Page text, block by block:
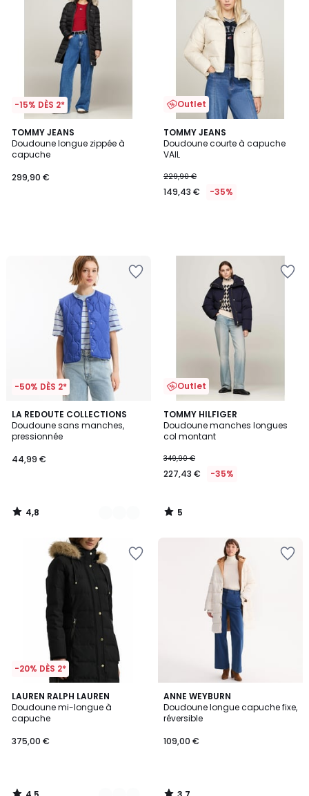
-15% DÈS 2*
TOMMY JEANS
Doudoune longue zippée à
capuche
299,90 €
Outlet
TOMMY JEANS
Doudoune courte à capuche
VAIL
229,90 €
149,43 € -35%
-50% DÈS 2*
LA REDOUTE COLLECTIONS
Doudoune sans manches,
pressionnée
44,99 €
4,8
/ 5
3
Couleurs
4,8
/
Outlet
TOMMY HILFIGER
Doudoune manches longues
col montant
349,90 €
227,43 € -35%
5
/
5
5
/
-20% DÈS 2*
LAUREN RALPH LAUREN
Doudoune mi-longue à
capuche
375,00 €
4,5
/ 5
2
Couleurs
ANNE WEYBURN
Doudoune longue capuche fixe,
réversible
109,00 €
3,7
/ 5